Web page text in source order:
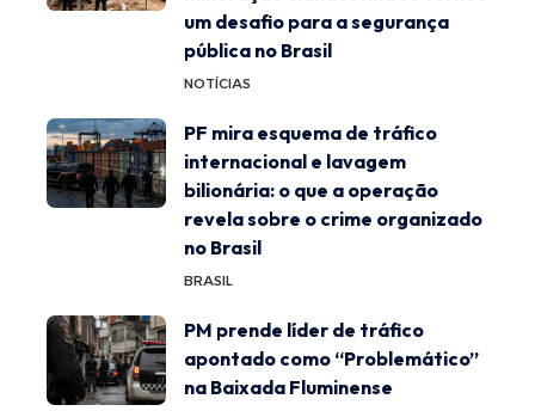
um desafio para a segurança
pública no Brasil
NOTÍCIAS
PF mira esquema de tráfico
internacional e lavagem
bilionária: o que a operação
revela sobre o crime organizado
no Brasil
BRASIL
PM prende líder de tráfico
apontado como “Problemático”
na Baixada Fluminense